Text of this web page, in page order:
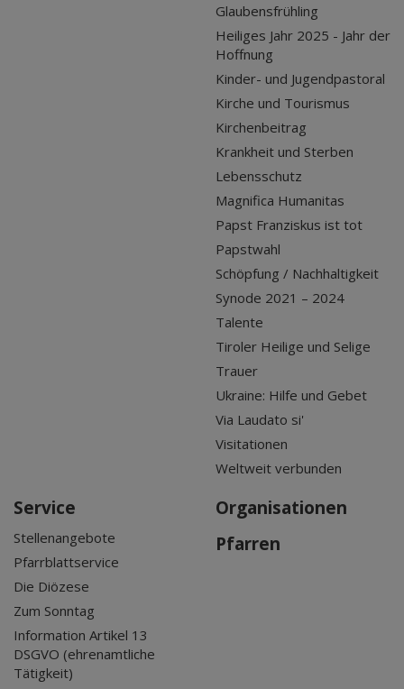
Glaubensfrühling
Heiliges Jahr 2025 - Jahr der
Hoffnung
Kinder- und Jugendpastoral
Kirche und Tourismus
Kirchenbeitrag
Krankheit und Sterben
Lebensschutz
Magnifica Humanitas
Papst Franziskus ist tot
Papstwahl
Schöpfung / Nachhaltigkeit
Synode 2021 – 2024
Talente
Tiroler Heilige und Selige
Trauer
Ukraine: Hilfe und Gebet
Via Laudato si'
Visitationen
Weltweit verbunden
Service
Stellenangebote
Pfarrblattservice
Die Diözese
Zum Sonntag
Information Artikel 13
DSGVO (ehrenamtliche
Tätigkeit)
Organisationen
Pfarren